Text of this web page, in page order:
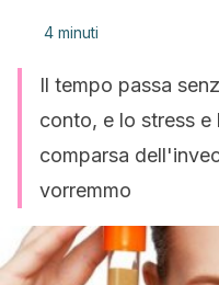
4 minuti
Il tempo passa
conto, e lo stress e
comparsa
vorremmo